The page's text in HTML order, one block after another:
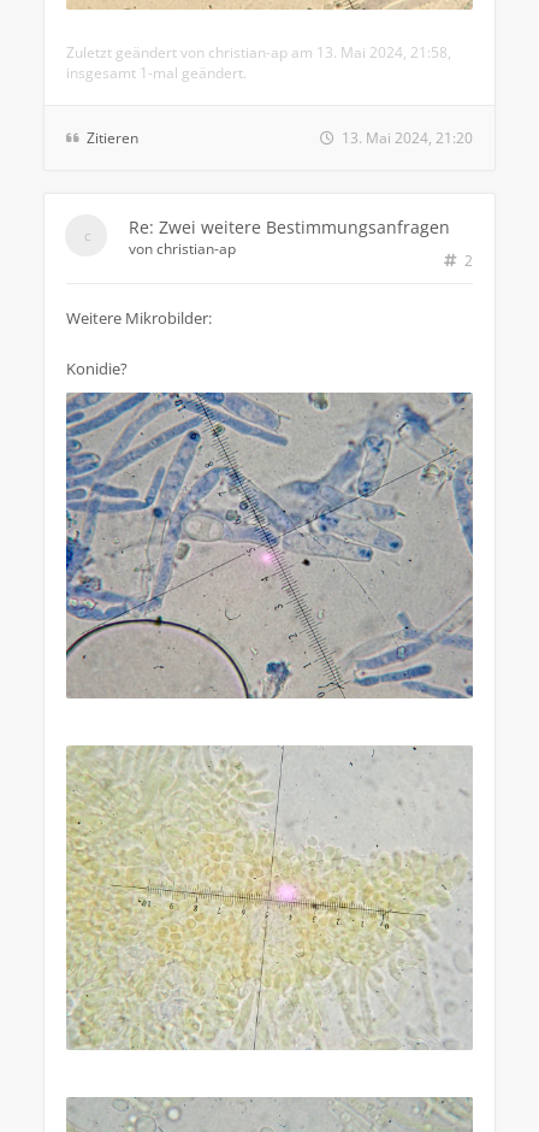
Zuletzt geändert von christian-ap am 13. Mai 2024, 21:58,
insgesamt 1-mal geändert.
Zitieren 13. Mai 2024, 21:20
Re: Zwei weitere Bestimmungsanfragen
2
vonchristian-ap
Weitere Mikrobilder:
Konidie?